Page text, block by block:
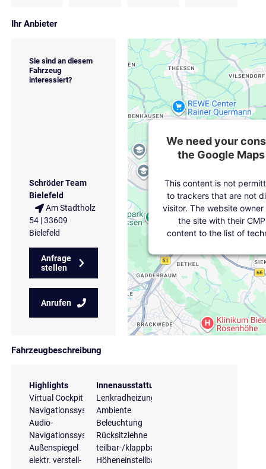
Ihr Anbieter
Sie sind an diesem
Fahrzeug
interessiert?
Schröder Team
Bielefeld
Am Stadtholz
54 | 33609
Bielefeld
Anfrage
stellen
Anrufen
We need your
the Google
This content is not
to trackers that are not
visitor. The website
the site with their
content to the list of
Fahrzeugbeschreibung
Highlights
Virtual Cockpit
Navigationssystem
Audio-
Navigationssystem
Außenspiegel
elektr. verstell-
Innenausstattung
Lenkradheizung
Ambiente
Beleuchtung
Rücksitzlehne
teilbar-/klappbar
Höheneinstellbare